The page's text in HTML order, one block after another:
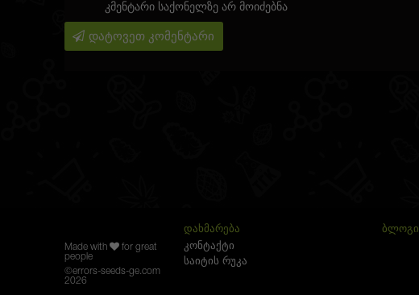
კმენტარი საქონელზე არ მოიძებნა
დატოვეთ კომენტარი
Made with
for great
people
©errors-seeds-ge.com
2026
ᲓᲐᲮᲛᲐᲠᲔᲑᲐ
კონტაქტი
საიტის რუკა
ᲑᲚᲝᲒᲘ